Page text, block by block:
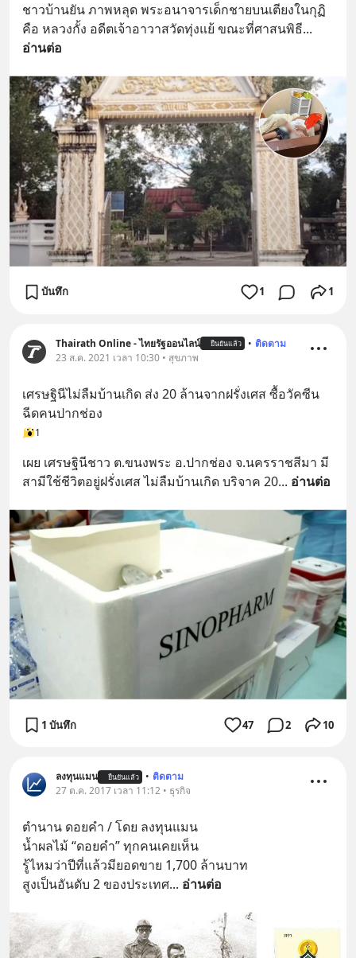
ชาวบ้านยัน ภาพหลุด พระอนาจารเด็กชายบนเตียงในกุฏิ
คือ หลวงกั้ง อดีตเจ้าอาวาสวัดทุ่งแย้ ขณะที่ศาสนพิธี
อ่านต่อ
บันทึก 1 1
Thairath Online - ไทยรัฐออนไลน์ ยืนยันแล้ว • ติดตาม
23 ส.ค. 2021 เวลา 10:30 • สุขภาพ
เศรษฐินีไม่ลืมบ้านเกิด ส่ง 20 ล้านจากฝรั่งเศส ซื้อวัคซีน
ฉีดคนปากช่อง
1
เผย เศรษฐินีชาว ต.ขนงพระ อ.ปากช่อง จ.นครราชสีมา มี
สามีใช้ชีวิตอยู่ฝรั่งเศส ไม่ลืมบ้านเกิด บริจาค 20... อ่านต่อ
1 บันทึก 47 2 10
ลงทุนแมน ยืนยันแล้ว • ติดตาม
27 ต.ค. 2017 เวลา 11:12 • ธุรกิจ
ตำนาน ดอยคำ / โดย ลงทุนแมน
น้ำผลไม้ “ดอยคำ” ทุกคนเคยเห็น
รู้ไหมว่าปีที่แล้วมียอดขาย 1,700 ล้านบาท
สูงเป็นอันดับ 2 ของประเทศ... อ่านต่อ